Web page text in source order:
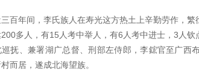
百年间，李氏族人在寿光这方热土上辛勤劳作，
多人，有15人考中举人，有6人考中进士，3人
抚、兼署湖广总督、刑部左侍郎，李鋐官至广西
而居，遂成北海望族。